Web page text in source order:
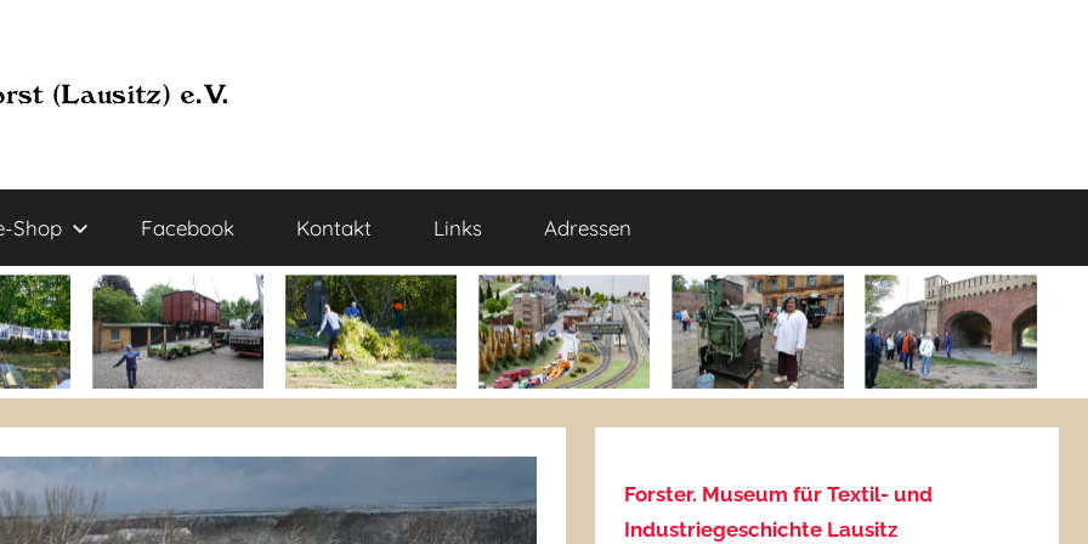
Shop Facebook Kontakt Links Adressen
Forster. Museum für Textil- und
Industriegeschichte Lausitz